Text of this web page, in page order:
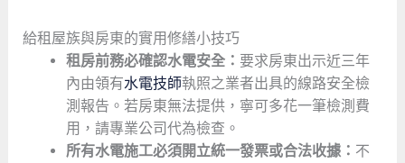
給租屋族與房東的實用修繕小技巧
租房前務必確認水電安全： 要求房東出示近三年
內由領有水電技師執照之業者出具的線路安全檢
測報告。若房東無法提供，寧可多花一筆檢測費
用，請專業公司代為檢查。
所有水電施工必須開立統一發票或合法收據： 不